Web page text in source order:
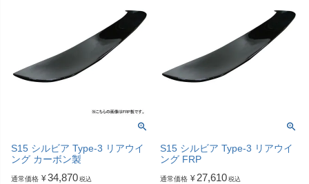
S15 シルビア Type-3 リアウイ
ング カーボン製
通常価格 ¥34,870 税込
S15 シルビア Type-3 リアウイ
ング FRP
通常価格 ¥ 27,610 税込